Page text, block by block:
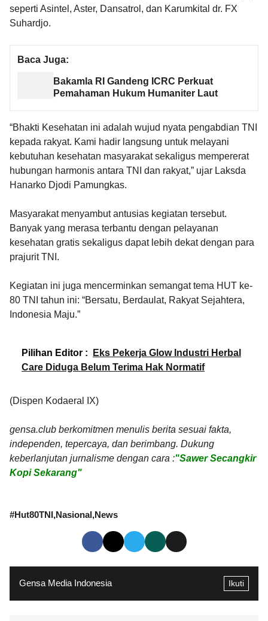
seperti Asintel, Aster, Dansatrol, dan Karumkital dr. FX
Suhardjo.
Baca Juga:
Bakamla RI Gandeng ICRC Perkuat
Pemahaman Hukum Humaniter Laut
“Bhakti Kesehatan ini adalah wujud nyata pengabdian TNI
kepada rakyat. Kami hadir langsung untuk melayani
kebutuhan kesehatan masyarakat sekaligus mempererat
hubungan harmonis antara TNI dan rakyat,” ujar Laksda
Hanarko Djodi Pamungkas.
Masyarakat menyambut antusias kegiatan tersebut.
Banyak yang merasa terbantu dengan pelayanan
kesehatan gratis sekaligus dapat lebih dekat dengan para
prajurit TNI.
Kegiatan ini juga mencerminkan semangat tema HUT ke-
80 TNI tahun ini: “Bersatu, Berdaulat, Rakyat Sejahtera,
Indonesia Maju.”
Pilihan Editor :
Eks Pekerja Glow Industri Herbal
Care Diduga Belum Terima Hak Normatif
(Dispen Kodaeral IX)
gensa.club berkomitmen menulis berita sesuai fakta,
independen, tepercaya, dan berimbang. Dukung
keberlanjutan jurnalisme dengan cara :"Sawer Secangkir
Kopi Sekarang"
#Hut80TNI Nasional News
Gensa Media Indonesia Ikuti